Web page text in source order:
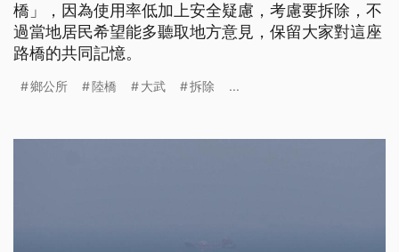
橋」，因為使用率低加上安全疑慮，考慮要拆除，不
過當地居民希望能多聽取地方意見，保留大家對這座
路橋的共同記憶。
鄉公所 陸橋 大武 拆除 ...